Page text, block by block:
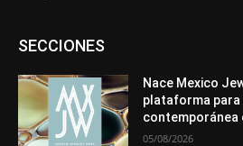
SECCIONESAsociaciones
Entrevistas
Mundo Técnico
Novedades
Premios
Secciones
Nace Mexico
plataforma para
contemporánea
05/08/2026